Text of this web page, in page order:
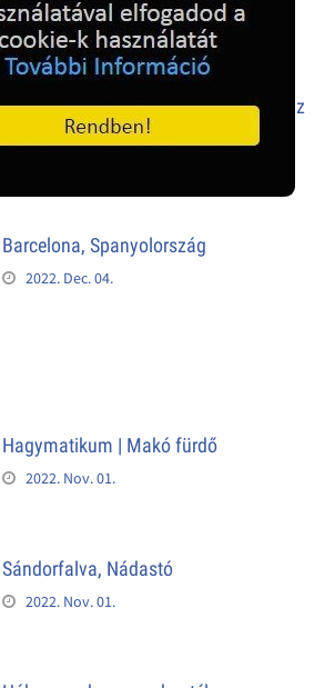
2025. Oct. 28.
Siófok, mielőtt beépült az Aranypart az
1970-es évek elején
Barcelona, Spanyolország
2022. Dec. 04.
Hagymatikum | Makó fürdő
2022. Nov. 01.
Sándorfalva, Nádastó
2022. Nov. 01.